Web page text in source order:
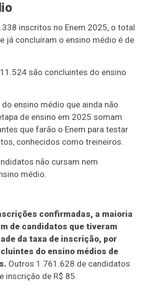
inscritos no Enem 2025, o total
já concluíram o ensino médio é de
são concluintes do ensino
ensino médio que ainda não
de ensino em 2025 somam
que farão o Enem para testar
conhecidos como treineiros.
não cursam nem
médio.
confirmadas, a maioria
de candidatos que tiveram
da taxa de inscrição, por
do ensino médios de
Outros 1.761.628 de candidatos
inscrição de R$ 85.